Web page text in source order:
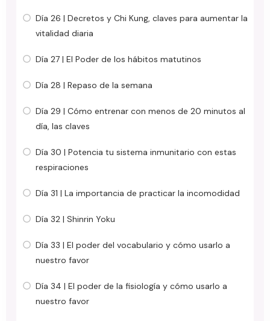
Día 26 | Decretos y Chi Kung, claves para aumentar la
vitalidad diaria
Día 27 | El Poder de los hábitos matutinos
Día 28 | Repaso de la semana
Día 29 | Cómo entrenar con menos de 20 minutos al
día, las claves
Día 30 | Potencia tu sistema inmunitario con estas
respiraciones
Día 31 | La importancia de practicar la incomodidad
Día 32 | Shinrin Yoku
Día 33 | El poder del vocabulario y cómo usarlo a
nuestro favor
Día 34 | El poder de la fisiología y cómo usarlo a
nuestro favor